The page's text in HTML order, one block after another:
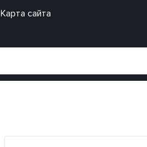
Карта сайта